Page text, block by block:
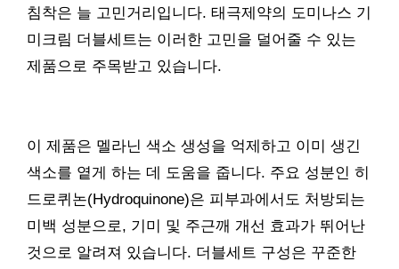
침착은 늘 고민거리입니다. 태극제약의 도미나스 기
미크림 더블세트는 이러한 고민을 덜어줄 수 있는
제품으로 주목받고 있습니다.
이 제품은 멜라닌 색소 생성을 억제하고 이미 생긴
색소를 옅게 하는 데 도움을 줍니다. 주요 성분인 히
드로퀴논(Hydroquinone)은 피부과에서도 처방되는
미백 성분으로, 기미 및 주근깨 개선 효과가 뛰어난
것으로 알려져 있습니다. 더블세트 구성은 꾸준한